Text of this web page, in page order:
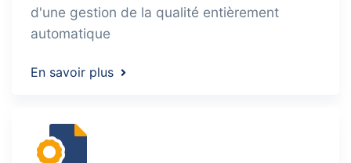
d'une gestion de la qualité entièrement
automatique
En savoir plus